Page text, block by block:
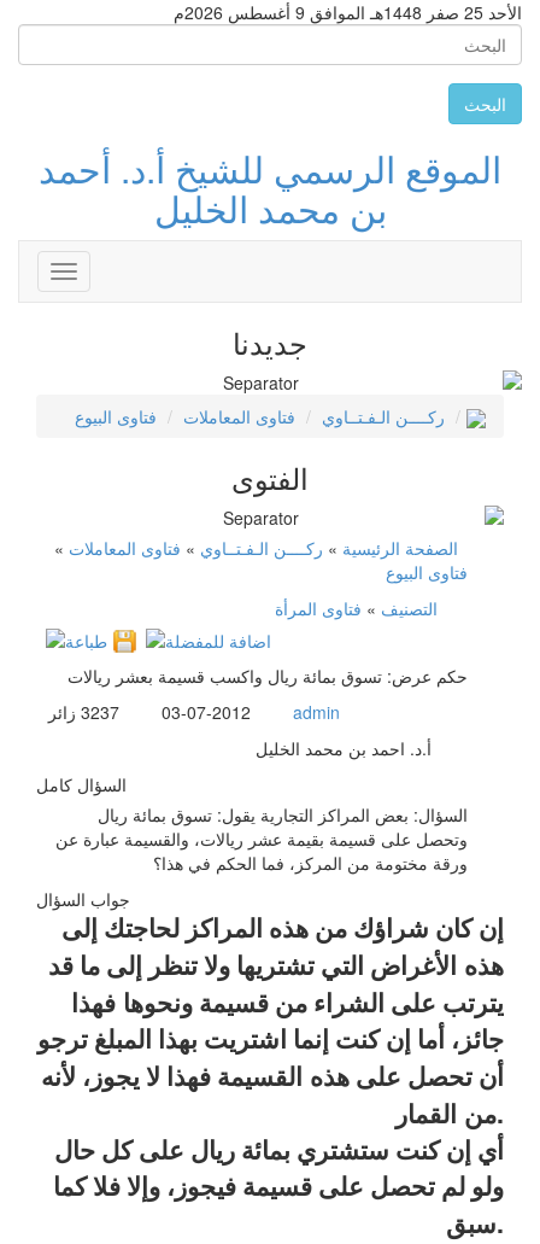
الأحد 25 صفر 1448هـ الموافق 9 أغسطس 2026م
البحث
الموقع الرسمي للشيخ أ.د. أحمد
بن محمد الخليل
Toggle
جديدنا
ركــــن الـفـتــاوي فتاوى المعاملات فتاوى البيوع
الفتوى
الصفحة الرئيسية » ركــــن الـفـتــاوي » فتاوى المعاملات »
فتاوى البيوع
التصنيف » فتاوى المرأة
حكم عرض: تسوق بمائة ريال واكسب قسيمة بعشر ريالات
3237 زائر 03-07-2012
admin
أ.د. احمد بن محمد الخليل
السؤال كامل
السؤال: بعض المراكز التجارية يقول: تسوق بمائة ريال
وتحصل على قسيمة بقيمة عشر ريالات، والقسيمة عبارة عن
ورقة مختومة من المركز، فما الحكم في هذا؟
جواب السؤال
إن كان شراؤك من هذه المراكز لحاجتك إلى
هذه الأغراض التي تشتريها ولا تنظر إلى ما قد
يترتب على الشراء من قسيمة ونحوها فهذا
جائز، أما إن كنت إنما اشتريت بهذا المبلغ ترجو
أن تحصل على هذه القسيمة فهذا لا يجوز، لأنه
من القمار .
أي إن كنت ستشتري بمائة ريال على كل حال
ولو لم تحصل على قسيمة فيجوز، وإلا فلا كما
سبق.